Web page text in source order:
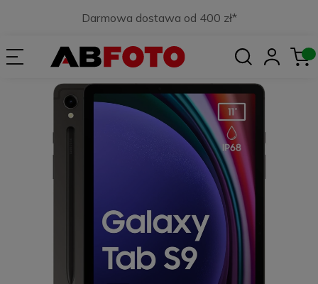
Darmowa dostawa od 400 zł*